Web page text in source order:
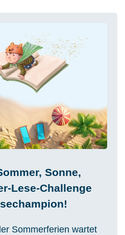
Sonne,
Lese-Challenge
Sommerferien wartet